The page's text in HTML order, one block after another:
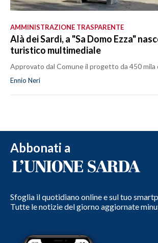
AMMINISTRAZIONE TRASPARENTE
Alà dei Sardi, a "Sa Domo Ezza"
turistico multimediale
Approvato dal Comune il progetto da 450 mila
Ennio Neri
Abbonati a
Sfoglia il quotidiano online e sul tuo
Tutte le notizie del giorno aggiornate